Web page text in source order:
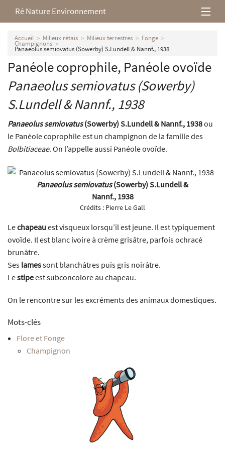
Ré Nature Environnement
L’association
Milieux rétais
Nos parutions
Accueil Milieux rétais Milieux terrestres Fonge
Champignons
Panaeolus semiovatus (Sowerby) S.Lundell & Nannf., 1938
Panéole coprophile, Panéole ovoïde
Panaeolus semiovatus(Sowerby)
S.Lundell & Nannf., 1938
Panaeolus semiovatus(Sowerby) S.Lundell & Nannf., 1938ou
le Panéole coprophile est un champignon de la famille des
Bolbitiaceae. On l’appelle aussi Panéole ovoïde.
Panaeolus semiovatus(Sowerby) S.Lundell &
Nannf., 1938
Crédits : Pierre Le Gall
Lechapeau est visqueux lorsqu’il est jeune. Il est typiquement
ovoïde. Il est blanc ivoire à crème grisâtre, parfois ochracé
brunâtre.
Ses lamessont blanchâtres puis gris noirâtre.
Lestipeest subconcolore au chapeau.
On le rencontre sur les excréments des animaux domestiques.
Mots-clés
Flore et Fonge
Champignon